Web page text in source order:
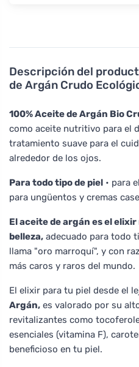
Descripción del
de Argán Crudo
100% Aceite de Argán Bio
como aceite nutritivo para el
tratamiento suave para el
alrededor de los ojos.
Para todo tipo de piel • para
para ungüentos y cremas
El aceite de argán es el
belleza, adecuado para todo
llama "oro marroquí", y con
más caros y raros del mundo.
El elixir para tu piel desde el
Argán, es valorado por su
revitalizantes como
esenciales (vitamina F),
beneficioso en tu piel.